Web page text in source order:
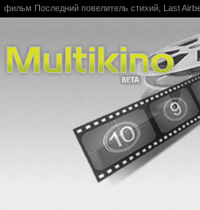
Multikino
фильм Последний повелитель стихий, Last